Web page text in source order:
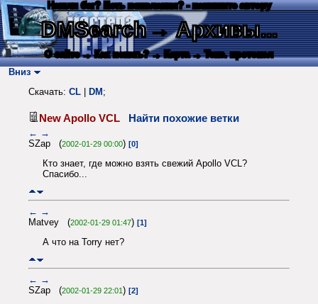
Нашли баг? Есть пожелания? - напишите автору
DMSearch→ Архивы...
О сайте → Как искать? → Карта → Текс. протокол
Вниз
Скачать: CL DM ;
New Apollo VCL Найти похожие ветки
← →
SZap (2002-01-29 00:00) [0]
Кто знает, где можно взять свежий Apollo VCL?
Спасибо...
← →
Matvey (2002-01-29 01:47) [1]
А что на Torry нет?
← →
SZap (2002-01-29 22:01) [2]